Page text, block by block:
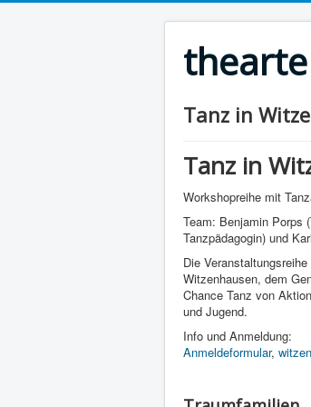
Tanz in
Tanz in
Workshopreihe mit
Team: Benjamin Porps
Tanzpädagogin) und
Die
Witzenhausen, dem
Chance Tanz von
und Jugend.
Info und Anmeldung:
Anmeldeformular,